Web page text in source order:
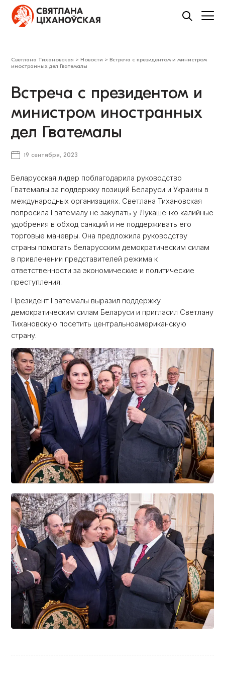
Светлана Тихановская > Новости > Встреча с президентом и министром
иностранных дел Гватемалы
Встреча с президентом и
министром иностранных
дел Гватемалы
19 сентября, 2023
Беларусская лидер поблагодарила руководство
Гватемалы за поддержку позиций Беларуси и Украины в
международных организациях. Светлана Тихановская
попросила Гватемалу не закупать у Лукашенко калийные
удобрения в обход санкций и не поддерживать его
торговые маневры. Она предложила руководству
страны помогать беларусским демократическим силам
в привлечении представителей режима к
ответственности за экономические и политические
преступления.
Президент Гватемалы выразил поддержку
демократическим силам Беларуси и пригласил Светлану
Тихановскую посетить центральноамериканскую
страну.